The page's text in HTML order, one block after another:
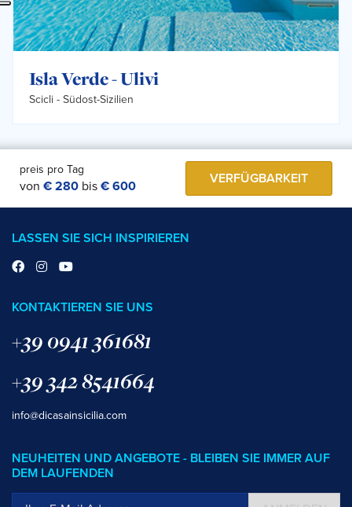
Isla Verde - Ulivi
Scicli - Südost-Sizilien
preis pro Tag
von € 280 bis € 600 VERFÜGBARKEIT
LASSEN SIE SICH INSPIRIEREN
KONTAKTIEREN SIE UNS
+39 0941 361681
+39 342 8541664
info@dicasainsicilia.com
NEUHEITEN UND ANGEBOTE - BLEIBEN SIE IMMER AUF
DEM LAUFENDEN